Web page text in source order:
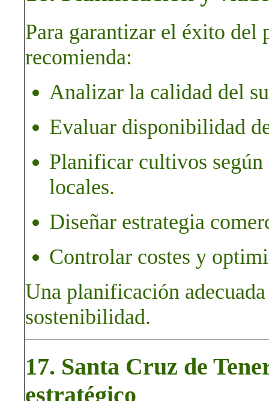
Para garantizar el éxito del
recomienda:
Analizar la calidad del
Evaluar disponibilidad
Planificar cultivos
locales.
Diseñar estrategia
Controlar costes y
Una planificación
sostenibilidad.
17. Santa Cruz de
estratégico